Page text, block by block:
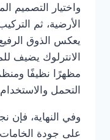
واختيار التصميم
الأرضية، ثم
يعكس الذوق
الانترلوك يضيف
مظهرًا نظيفًا
التحمل
وفي النهاية، فإن
على جودة الخامات،